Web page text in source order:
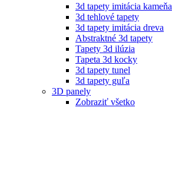
3d tapety imitácia kameňa
3d tehlové tapety
3d tapety imitácia dreva
Abstraktné 3d tapety
Tapety 3d ilúzia
Tapeta 3d kocky
3d tapety tunel
3d tapety guľa
3D panely
Zobraziť všetko